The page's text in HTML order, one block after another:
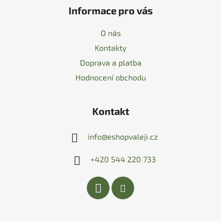
Informace pro vás
O nás
Kontakty
Doprava a platba
Hodnocení obchodu
Kontakt
info@eshopvaleji.cz
+420 544 220 733